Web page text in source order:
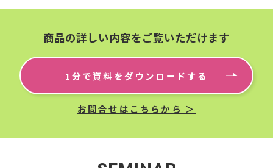
商品の詳しい内容をご覧いただけます
1分で資料をダウンロードする
お問合せはこちらから ＞